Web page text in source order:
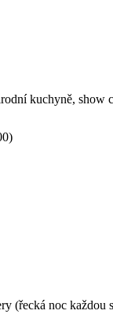
kuchyně, show
(řecká noc každou